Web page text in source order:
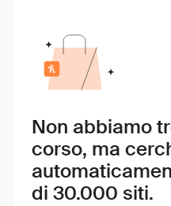
Non abbiamo
corso, ma
di 30.000 siti.